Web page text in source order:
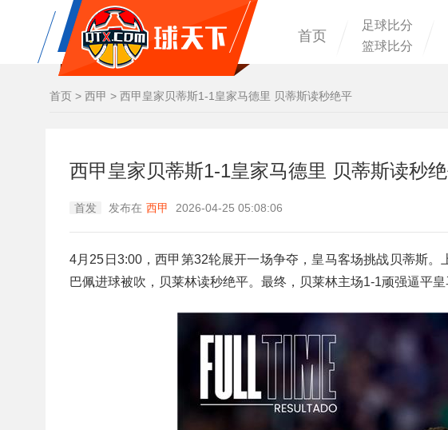
首页
足球比分
篮球比分
首页 > 西甲 > 西甲皇家贝蒂斯1-1皇家马德里 贝蒂斯读秒绝平
西甲皇家贝蒂斯1-1皇家马德里 贝蒂斯读秒
首发 发布在 西甲 2026-04-25 05:08:06
4月25日3:00，西甲第32轮展开一场争夺，皇马客场挑战贝蒂斯
巴佩进球被吹，贝莱林读秒绝平。最终，贝莱林主场1-1顽强逼平皇